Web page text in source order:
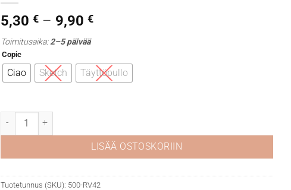
5,30 € – 9,90 €Hintaluokka:
9,90 €
Toimitusaika:2–5 päivää
Copic
Ciao Sketch Täyttöpullo
Copic RV42 Salmon pink määrä
LISÄÄ OSTOSKORIIN
Tuotetunnus (SKU): 500-RV42